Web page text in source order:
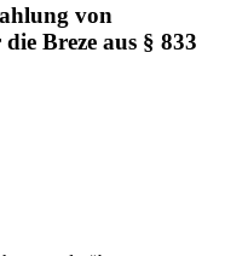
von
Breze aus § 833